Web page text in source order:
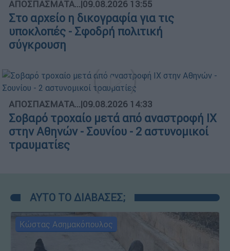
ΑΠΟΣΠΑΣΜΑΤΑ...|09.08.2026 13:55
Στο αρχείο η δικογραφία για τις
υποκλοπές - Σφοδρή πολιτική
σύγκρουση
ΑΠΟΣΠΑΣΜΑΤΑ...|09.08.2026 14:33
Σοβαρό τροχαίο μετά από αναστροφή ΙΧ
στην Αθηνών - Σουνίου - 2 αστυνομικοί
τραυματίες
ΑΥΤΟ ΤΟ ΔΙΑΒΑΣΕΣ;
Κώστας Ασημακόπουλος